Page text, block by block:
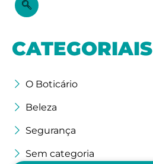
CATEGORIAIS
O Boticário
Beleza
Segurança
Sem categoria